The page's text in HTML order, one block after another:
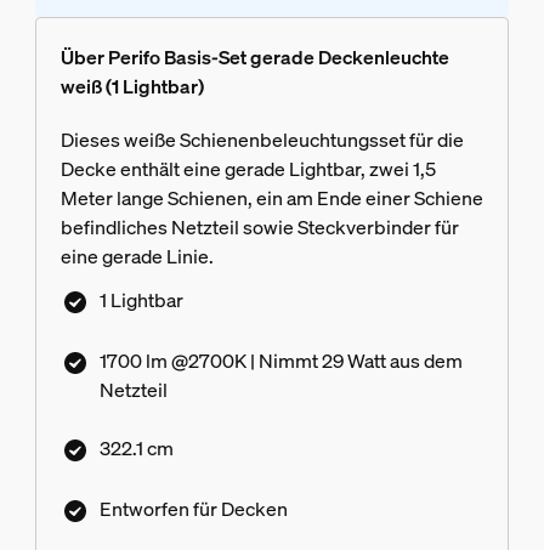
Über Perifo Basis-Set gerade Deckenleuchte
weiß (1 Lightbar)
Dieses weiße Schienenbeleuchtungsset für die
Decke enthält eine gerade Lightbar, zwei 1,5
Meter lange Schienen, ein am Ende einer Schiene
befindliches Netzteil sowie Steckverbinder für
eine gerade Linie.
1 Lightbar
1700 lm @2700K | Nimmt 29 Watt aus dem
Netzteil
322.1 cm
Entworfen für Decken